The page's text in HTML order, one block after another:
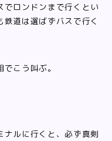
ロンドンまで行くとい
道は選ばずバスで行く
こう叫ぶ。
ルに行くと、必ず真剣